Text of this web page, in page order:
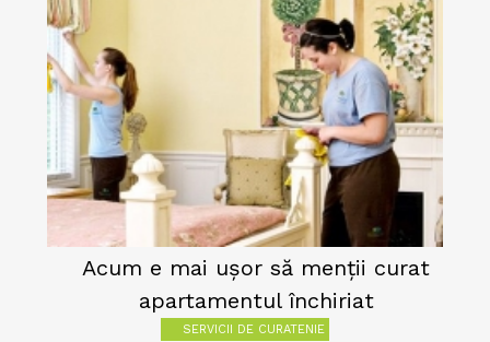
Acum e mai uşor să menţii curat
apartamentul închiriat
SERVICII DE CURATENIE